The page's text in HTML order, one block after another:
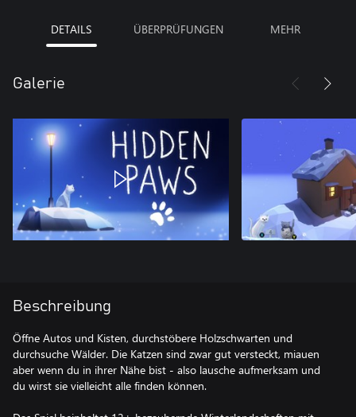
DETAILS ÜBERPRÜFUNGEN MEHR
Galerie
Beschreibung
Öffne Autos und Kisten, durchstöbere Holzschwarten und
durchsuche Wälder. Die Katzen sind zwar gut versteckt, miauen
aber wenn du in ihrer Nähe bist - also lausche aufmerksam und
du wirst sie vielleicht alle finden können.